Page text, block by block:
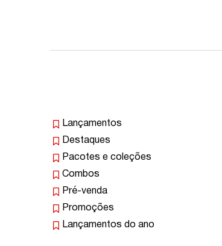
Lançamentos
Destaques
Pacotes e coleções
Combos
Pré-venda
Promoções
Lançamentos do ano